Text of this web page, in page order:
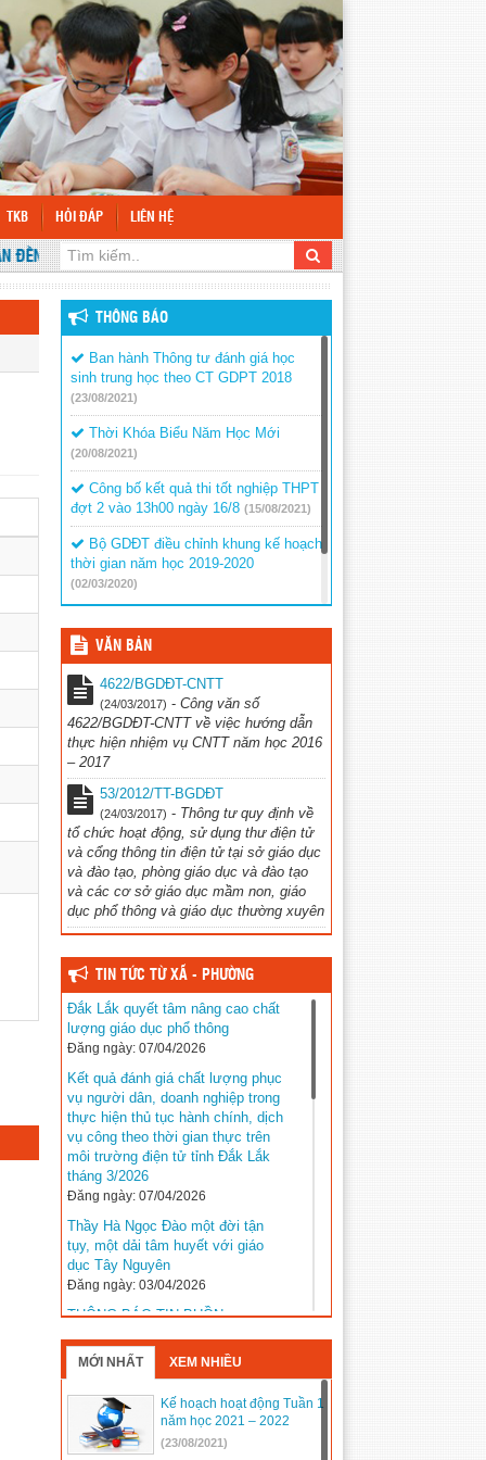
TKB HỎI ĐÁP LIÊN HỆ
VỚI WEBSITE TRƯỜNG THCS TÂN LỢI
THÔNG BÁO
Ban hành Thông tư đánh giá học
sinh trung học theo CT GDPT 2018
(23/08/2021)
Thời Khóa Biểu Năm Học Mới
(20/08/2021)
Công bố kết quả thi tốt nghiệp THPT
đợt 2 vào 13h00 ngày 16/8 (15/08/2021)
Bộ GDĐT điều chỉnh khung kế hoạch
thời gian năm học 2019-2020
(02/03/2020)
định sách giáo khoa lớp 1
VĂN BẢN
4622/BGDĐT-CNTT
(24/03/2017) - Công văn số
4622/BGDĐT-CNTT về việc hướng dẫn
thực hiện nhiệm vụ CNTT năm học 2016
– 2017
53/2012/TT-BGDĐT
(24/03/2017) - Thông tư quy định về
tổ chức hoạt động, sử dụng thư điện tử
và cổng thông tin điện tử tại sở giáo dục
và đào tạo, phòng giáo dục và đào tạo
và các cơ sở giáo dục mầm non, giáo
dục phổ thông và giáo dục thường xuyên
TIN TỨC TỪ XÃ - PHƯỜNG
Đắk Lắk quyết tâm nâng cao chất
lượng giáo dục phổ thông
Đăng ngày: 07/04/2026
Kết quả đánh giá chất lượng phục
vụ người dân, doanh nghiệp trong
thực hiện thủ tục hành chính, dịch
vụ công theo thời gian thực trên
môi trường điện tử tỉnh Đắk Lắk
tháng 3/2026
Đăng ngày: 07/04/2026
Thầy Hà Ngọc Đào một đời tận
tụy, một dải tâm huyết với giáo
dục Tây Nguyên
Đăng ngày: 03/04/2026
THÔNG BÁO TIN BUỒN
Kế hoạch tuyển sinh năm học
2026–2027 trên địa bàn tỉnh Đắk
Đăng ngày: 31/03/2026
Đắk Lắk khẳng định vị thế với 5
MỚI NHẤT XEM NHIỀU
Kế hoạch hoạt động Tuần 1
năm học 2021 – 2022
(23/08/2021)